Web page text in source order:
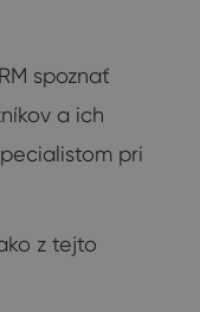
spoznať
a ich
pri
z tejto